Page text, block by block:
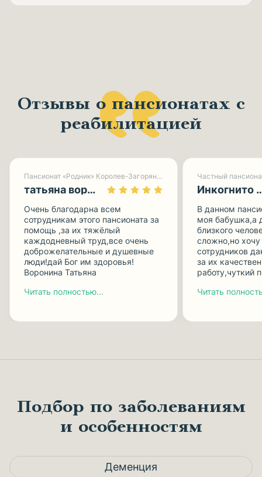
Отзывы о пансионатах с
реабилитацией
Пансионат «Родник» Королев-Загорянский
татьяна воронина
Очень благодарна всем
сотрудникам этого пансионата за
помощь ,за их тяжёлый
каждодневный труд,все очень
доброжелательные и душевные
люди!дай Бог им здоровья!
Воронина Татьяна
Читать полностью...
Частный
В данном
моя бабушка,а
близкого
сложно,но хочу
сотрудников
за их
работу,чуткий
Читать
Подбор по заболеваниям
и особенностям
Деменция